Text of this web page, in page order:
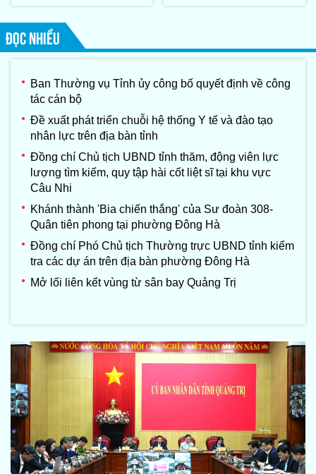
vi-hản, Chủ tịch Quốc
ĐỌC NHIỀU
Ban Thường vụ Tỉnh ủy công bố quyết định về công
tác cán bộ
Đề xuất phát triển chuỗi hệ thống Y tế và đào tạo
nhân lực trên địa bàn tỉnh
Đồng chí Chủ tịch UBND tỉnh thăm, động viên lực
lượng tìm kiếm, quy tập hài cốt liệt sĩ tại khu vực
Câu Nhi
Khánh thành 'Bia chiến thắng' của Sư đoàn 308-
Quân tiên phong tại phường Đông Hà
Đồng chí Phó Chủ tịch Thường trực UBND tỉnh kiểm
tra các dự án trên địa bàn phường Đông Hà
Mở lối liên kết vùng từ sân bay Quảng Trị